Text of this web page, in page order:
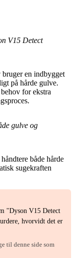
V15 Detect
en indbygget
på hårde gulve.
for ekstra
gulve og
både hårde
sugekraften
"Dyson V15 Detect
hvorvidt det er
til denne side som